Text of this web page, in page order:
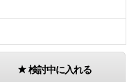
検討中に入れる